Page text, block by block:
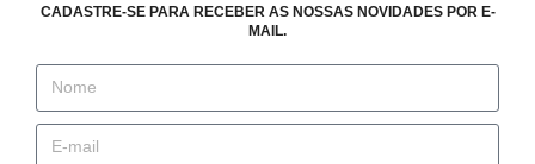
CADASTRE-SE PARA RECEBER AS NOSSAS NOVIDADES POR E-
MAIL.